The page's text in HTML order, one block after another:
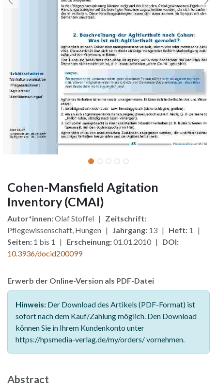
Cohen-Mansfield Agitation
Inventory (CMAI)
Autor*innen:Olaf Stoffel | Zeitschrift:
Pflegewissenschaft, Hungen | Jahrgang: 13 | Heft: 1 |
Seiten: 1 bis 1 | Erscheinung:01.01.2010 | DOI:
10.3936/docid200099
Erwerb der Online-Version als PDF-Datei
Hinweis: Der Download des Artikels (PDF-Format) ist
sofort nach dem Kauf/Zahlung möglich. Den Download
können Sie in Ihrem Kundenkonto unter
https://hpsmedia-verlag.de/my/orders/ vornehmen.
Abstract